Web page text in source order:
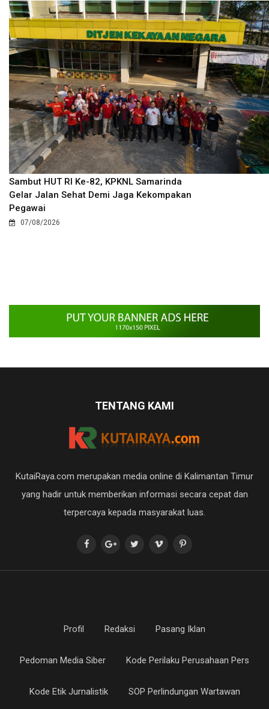
Sambut HUT RI Ke-82, KPKNL Samarinda
Gelar Jalan Sehat Demi Jaga Kekompakan
Pegawai
07/08/2026
TENTANG KAMI
KutaiRaya.com merupakan media online di Kalimantan Timur
yang hadir untuk memberikan informasi secara cepat dan
terpercaya kepada masyarakat luas.
Profil Redaksi Pasang Iklan
Pedoman Media Siber Kode Perilaku Perusahaan Pers
Kode Etik Jurnalistik SOP Perlindungan Wartawan